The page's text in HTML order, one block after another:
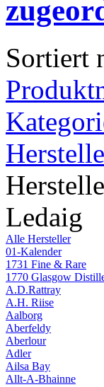
Sortiert
Ledaig
Alle Hersteller
01-Kalender
1731 Fine & Rare
1770 Glasgow
A.D.Rattray
A.H. Riise
Aalborg
Aberfeldy
Aberlour
Adler
Ailsa Bay
Allt-A-Bhainne